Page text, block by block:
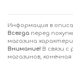
Информация в
Всегда перед
магазина
Внимание! В связи
магазинов,